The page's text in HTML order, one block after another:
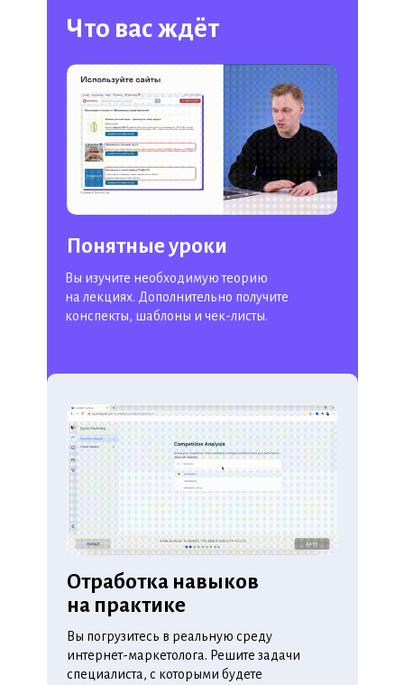
Вы изучите необходимую теорию
на лекциях. Дополнительно получите
конспекты, шаблоны и чек-листы.
Понятные уроки
Что вас ждёт
Вы погрузитесь в реальную среду
интернет-маркетолога. Решите задачи
специалиста, с которыми будете
Отработка навыков
на практике